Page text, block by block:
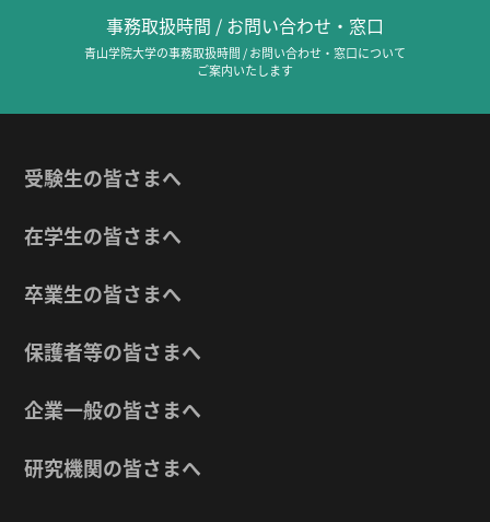
事務取扱時間 / お問い合わせ・窓口
青山学院大学の事務取扱時間 / お問い合わせ・窓口について
ご案内いたします
受験生の皆さまへ
在学生の皆さまへ
卒業生の皆さまへ
保護者等の皆さまへ
企業一般の皆さまへ
研究機関の皆さまへ